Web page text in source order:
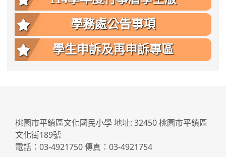
學務處公告事項
學生申訴及再申訴專區
桃園市平鎮區文化國民小學 地址: 32450 桃園市平鎮區
文化街189號
電話：03-4921750 傳真：03-4921754